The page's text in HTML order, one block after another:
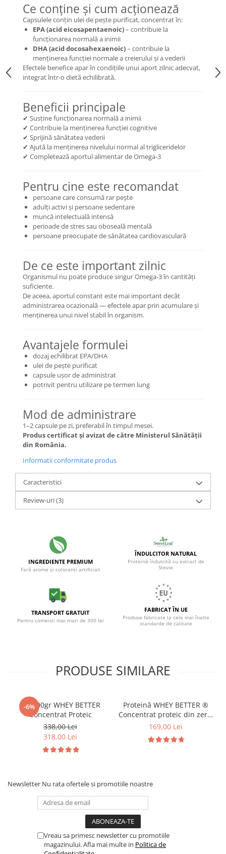
Ce conține și cum acționează
Capsulele conțin ulei de pește purificat, concentrat în:
EPA (acid eicosapentaenoic)– contribuie la
funcționarea normală a inimii
DHA (acid docosahexaenoic)– contribuie la
menținerea funcției normale a creierului și a vederii
Efectele benefice apar în condițiile unui aport zilnic adecvat,
integrat într-o dietă echilibrată.
Beneficii principale
✔ Susține funcționarea normală a inimii
✔ Contribuie la menținerea funcției cognitive
✔ Sprijină sănătatea vederii
✔ Ajută la menținerea nivelului normal al trigliceridelor
✔ Completează aportul alimentar de Omega-3
Pentru cine este recomandat
persoane care consumă rar pește
adulți activi și persoane sedentare
muncă intelectuală intensă
perioade de stres sau oboseală mentală
persoane preocupate de sănătatea cardiovasculară
De ce este important zilnic
Organismul nu poate produce singur Omega-3 în cantități
suficiente.
De aceea, aportul constant este mai important decât
administrarea ocazională — efectele apar prin acumulare și
menținerea unui nivel stabil în organism.
Avantajele formulei
dozaj echilibrat EPA/DHA
ulei de pește purificat
capsule ușor de administrat
potrivit pentru utilizare pe termen lung
Mod de administrare
1–2 capsule pe zi, preferabil în timpul mesei.
Produs certificat și avizat de către Ministerul Sănătății
din România.
Informatii conformitate produs
Caracteristici
Review-uri(3)
INGREDIENTE PREMIUM
Fară arome și coloranți artificiali
ÎNDULCITOR NATURAL
Proteină îndulcită cu extract de
Stevie
TRANSPORT GRATUIT
Pentru comenzi mai mari de 300 lei
FABRICAT ÎN UE
Produse fabricate la cele mai înalte
standarde de calitate
PRODUSE SIMILARE
-6%
2 x 900gr WHEY BETTER
Concentrat Proteic
338,00 Lei
318,00 Lei
Proteină WHEY BETTER ®
Concentrat proteic din zer |
Way Better
169,00 Lei
Newsletter Nu rata ofertele si promotiile noastre
Vreau sa primesc newsletter cu promotiile
magazinului. Afla mai multe in Politica de